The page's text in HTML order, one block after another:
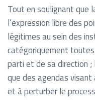
Tout en soulignant que
l’expression libre des
légitimes au sein des
catégoriquement
parti et de sa direction
que des agendas
et à perturber le